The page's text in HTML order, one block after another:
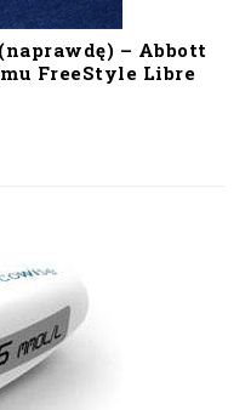
– Abbott
FreeStyle Libre